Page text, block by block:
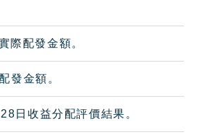
際配發金額。
發金額。
日收益分配評價結果。